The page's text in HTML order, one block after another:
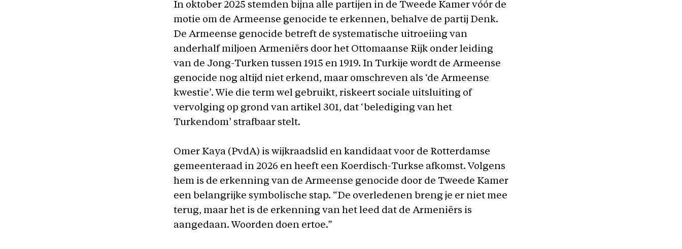
In oktober 2025 stemden bijna alle partijen in de Tweede Kamer vóór de
motie om de Armeense genocide te erkennen, behalve de partij Denk.
De Armeense genocide betreft de systematische uitroeiing van
anderhalf miljoen Armeniërs door het Ottomaanse Rijk onder leiding
van de Jong-Turken tussen 1915 en 1919. In Turkije wordt de Armeense
genocide nog altijd niet erkend, maar omschreven als ‘de Armeense
kwestie’. Wie die term wel gebruikt, riskeert sociale uitsluiting of
vervolging op grond van artikel 301, dat ‘belediging van het
Turkendom’ strafbaar stelt.
Omer Kaya (PvdA) is wijkraadslid en kandidaat voor de Rotterdamse
gemeenteraad in 2026 en heeft een Koerdisch-Turkse afkomst. Volgens
hem is de erkenning van de Armeense genocide door de Tweede Kamer
een belangrijke symbolische stap. “De overledenen breng je er niet mee
terug, maar het is de erkenning van het leed dat de Armeniërs is
aangedaan. Woorden doen ertoe.”